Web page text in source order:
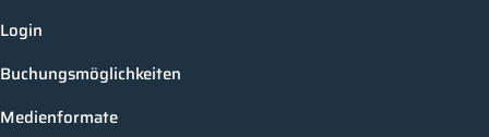
Login
Buchungsmöglichkeiten
Medienformate